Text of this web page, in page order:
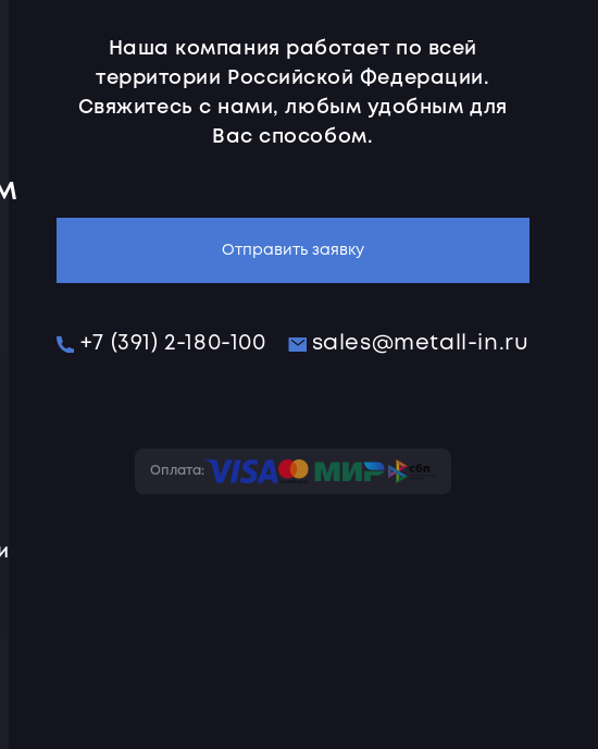
Наша компания работает по всей
территории Российской Федерации.
Свяжитесь с нами, любым удобным для
Вас способом.
Отправить заявку
+7 (391) 2-180-100 sales@metall-in.ru
Оплата: